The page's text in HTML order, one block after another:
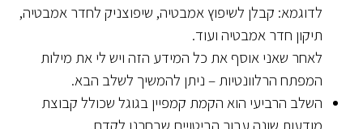
לדוגמא: קבלן לשיפוץ אמבטיה, שיפוצניק לחדר אמבטיה,
תיקון חדר אמבטיה ועוד.
לאחר שאני אוסף את כל המידע הזה ויש לי את מילות
המפתח הרלוונטיות – ניתן להמשיך לשלב הבא.
השלב הרביעי הוא הקמת קמפיין בגוגל שכולל קבוצת
מודעות שונה עבור הביטויים שבחרנו לקדם.